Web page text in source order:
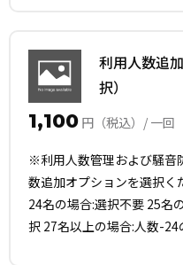
利用人数追
択）
1,100 円（税込）/ 一回
※利用人数管理および騒音
数追加オプションを選択く
24名の場合:選択不要 25名
択 27名以上の場合:人数-24